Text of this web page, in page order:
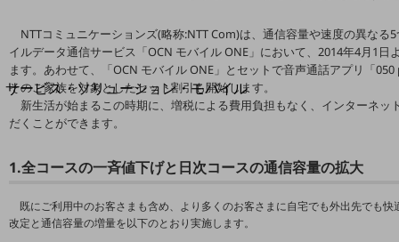
別ウィンドウで開きます
サービス・ソリューション・モバイル
サービス・ソリューションTOP
サービス・ソリューションをご紹介
カテゴリーで探す
ネットワーク・モバイル
NTTコミュニケーションズ(略称:NTT Com)は、通信容量や速度の異なる
イルデータ通信サービス「OCN モバイル ONE」において、2014年4月1
ます。あわせて、「OCN モバイル ONE」とセットで音声通話アプリ「
そのご家族を対象としたセット割引も開始します。
新生活が始まるこの時期に、増税による費用負担もなく、インターネ
だくことができます。
1.全コースの一斉値下げと日次コースの通信容量の拡大
既にご利用中のお客さまも含め、より多くのお客さまに自宅でも外出先でも
改定と通信容量の増量を以下のとおり実施します。